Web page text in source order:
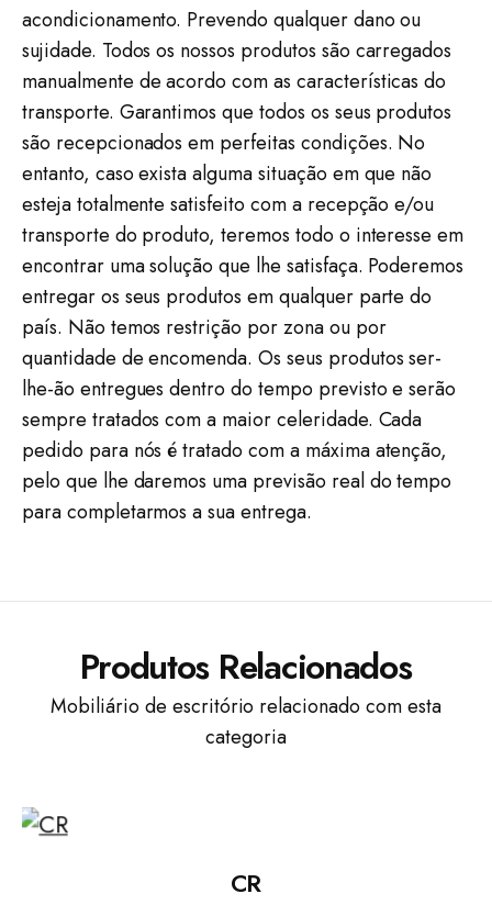
acondicionamento. Prevendo qualquer dano ou
sujidade. Todos os nossos produtos são carregados
manualmente de acordo com as características do
transporte. Garantimos que todos os seus produtos
são recepcionados em perfeitas condições. No
entanto, caso exista alguma situação em que não
esteja totalmente satisfeito com a recepção e/ou
transporte do produto, teremos todo o interesse em
encontrar uma solução que lhe satisfaça. Poderemos
entregar os seus produtos em qualquer parte do
país. Não temos restrição por zona ou por
quantidade de encomenda. Os seus produtos ser-
lhe-ão entregues dentro do tempo previsto e serão
sempre tratados com a maior celeridade. Cada
pedido para nós é tratado com a máxima atenção,
pelo que lhe daremos uma previsão real do tempo
para completarmos a sua entrega.
Produtos Relacionados
Mobiliário de escritório relacionado com esta
categoria
CR